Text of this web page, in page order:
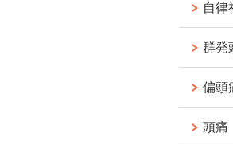
自律
群発
偏頭
頭痛